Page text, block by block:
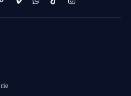
PinterestVimeoWhatsApp
TikTokInstagram